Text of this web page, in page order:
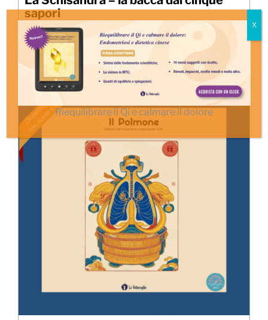
sapori
4,90€
Aggiungi al carrello
Riequilibrare il Qi e calmare il dolore